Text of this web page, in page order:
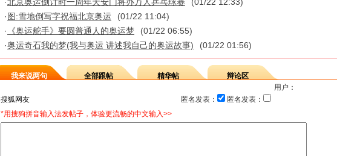
· 图:雪地倒写字祝福北京奥运
(01/22 11:04)
·
《奥运舵手》要圆普通人的奥运梦
(01/22 06:55)
·奥运奇石我的梦(我与奥运 讲述我自己的奥运故事) (01/22 01:56)
我来说两句 全部跟帖 精华帖
辩论区
用户：
匿名发表：
匿名发表：
*用搜狗拼音输入法发帖子，体验更流畅的中文输入>>